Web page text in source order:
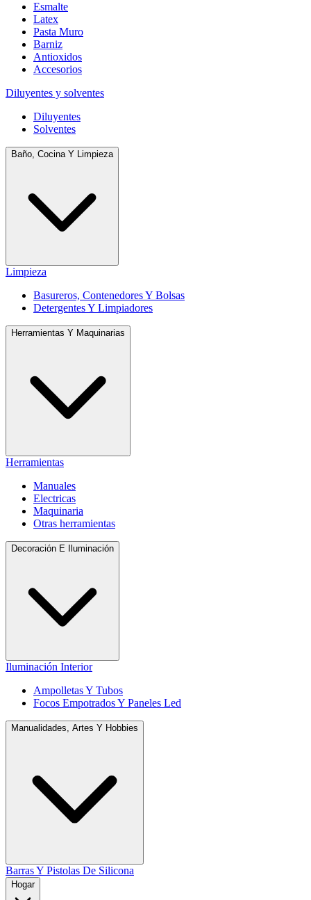
Esmalte
Latex
Pasta Muro
Barniz
Antioxidos
Accesorios
Diluyentes y solventes
Diluyentes
Solventes
Baño, Cocina Y Limpieza
Limpieza
Basureros, Contenedores Y Bolsas
Detergentes Y Limpiadores
Herramientas Y Maquinarias
Herramientas
Manuales
Electricas
Maquinaria
Otras herramientas
Decoración E Iluminación
Iluminación Interior
Ampolletas Y Tubos
Focos Empotrados Y Paneles Led
Manualidades, Artes Y Hobbies
Barras Y Pistolas De Silicona
Hogar